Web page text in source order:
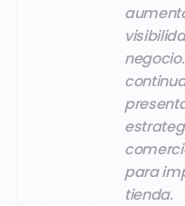
para
tienda.